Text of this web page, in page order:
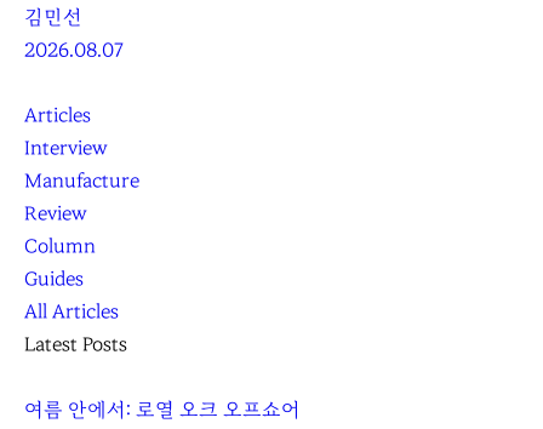
김민선
2026.08.07
Articles
Interview
Manufacture
Review
Column
Guides
All Articles
Latest Posts
여름 안에서: 로열 오크 오프쇼어